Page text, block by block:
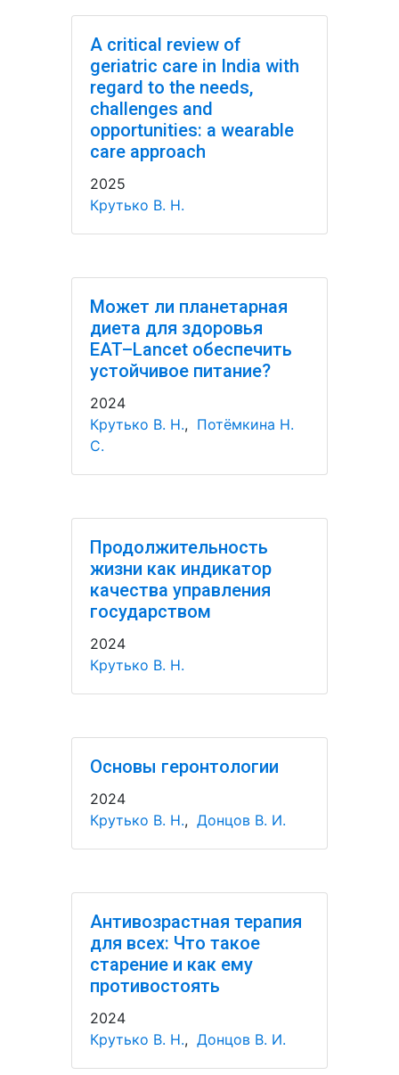
A critical review of
geriatric care in India with
regard to the needs,
challenges and
opportunities: a wearable
care approach
2025
Крутько В. Н.
Может ли планетарная
диета для здоровья
EAT–Lancet обеспечить
устойчивое питание?
2024
Крутько В. Н., Потёмкина Н.
С.
Продолжительность
жизни как индикатор
качества управления
государством
2024
Крутько В. Н.
Основы геронтологии
2024
Крутько В. Н., Донцов В. И.
Антивозрастная терапия
для всех: Что такое
старение и как ему
противостоять
2024
Крутько В. Н., Донцов В. И.